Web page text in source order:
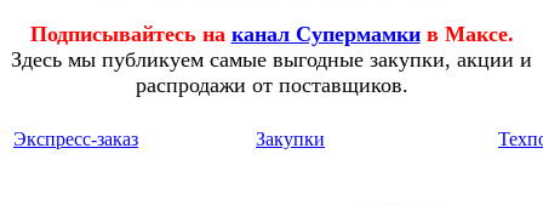
Подписывайтесь на канал Супермамки в Максе.
Здесь мы публикуем самые выгодные закупки, акции и
распродажи от поставщиков.
Экспресс-заказ Закупки